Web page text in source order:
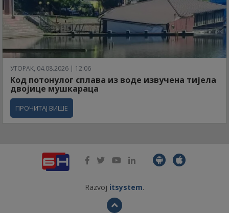
УТОРАК, 04.08.2026 | 12:06
Код потонулог сплава из воде извучена тијела
двојице мушкараца
ПРОЧИТАЈ ВИШЕ
Razvoj itsystem.